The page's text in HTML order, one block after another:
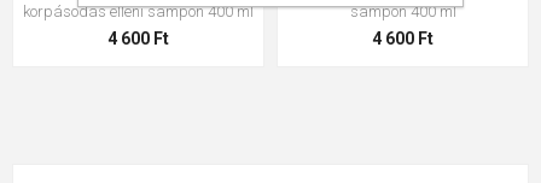
korpásodás elleni sampon 400 ml
4 600 Ft
sampon 400 ml
4 600 Ft